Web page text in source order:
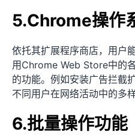
5.Chrome操作
依托其扩展程序商店，用户
用Chrome Web Store中的
的功能。例如安装广告拦截
不同用户在网络活动中的多
6.批量操作功能